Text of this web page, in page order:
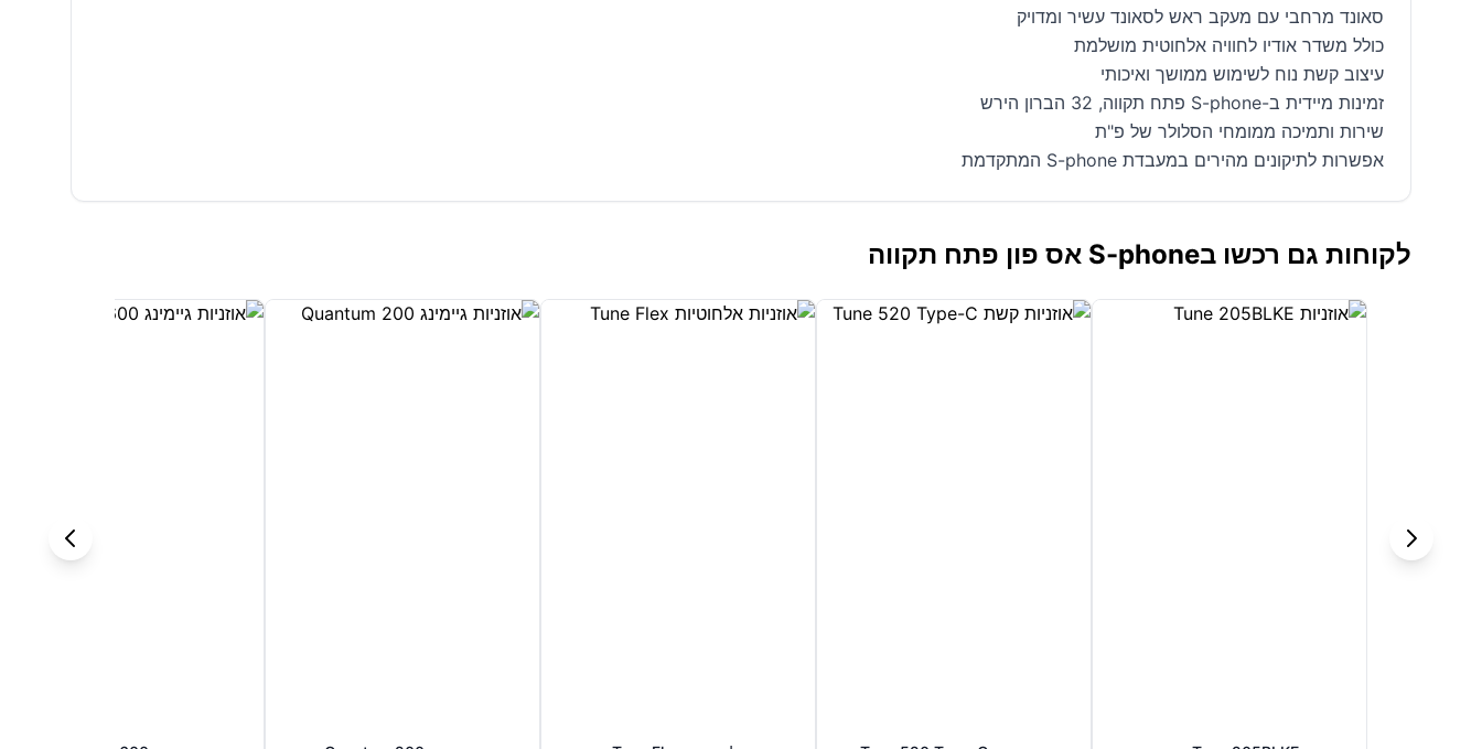
סאונד מרחבי עם מעקב ראש לסאונד עשיר ומדויק
כולל משדר אודיו לחוויה אלחוטית מושלמת
עיצוב קשת נוח לשימוש ממושך ואיכותי
זמינות מיידית ב-S-phone פתח תקווה, 32 הברון הירש
שירות ותמיכה ממומחי הסלולר של פ"ת
אפשרות לתיקונים מהירים במעבדת S-phone המתקדמת
לקוחות גם רכשו בS-phone אס פון פתח תקווה